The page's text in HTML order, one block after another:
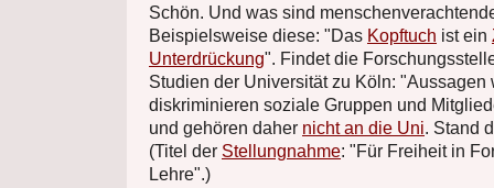
Schön. Und was sind
Beispielsweise diese: "Das Kopftuch ist ein
Unterdrückung". Findet die
Studien der Universität zu Köln: "Aussagen
diskriminieren soziale Gruppen und
und gehören daher nicht an die Uni. Stand
(Titel der Stellungnahme: "Für Freiheit in
Lehre".)